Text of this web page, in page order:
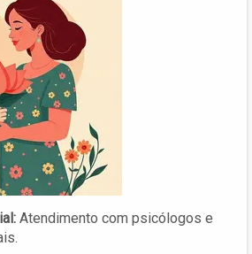
Atendimento com psicólogos e